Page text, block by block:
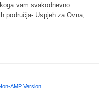
vam svakodnevno
područja- Uspjeh za Ovna,
AMP Version